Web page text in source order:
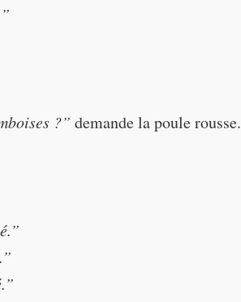
which is a spoken, informal version of
?” demande la poule rousse.